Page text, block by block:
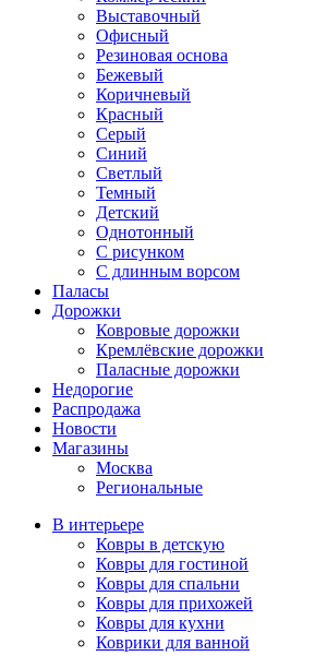
Выставочный
Офисный
Резиновая основа
Бежевый
Коричневый
Красный
Серый
Синий
Светлый
Темный
Детский
Однотонный
С рисунком
С длинным ворсом
Паласы
Дорожки
Ковровые дорожки
Кремлёвские дорожки
Паласные дорожки
Недорогие
Распродажа
Новости
Магазины
Москва
Региональные
В интерьере
Ковры в детскую
Ковры для гостиной
Ковры для спальни
Ковры для прихожей
Ковры для кухни
Коврики для ванной